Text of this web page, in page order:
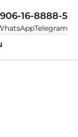
16-8888-5
Telegram